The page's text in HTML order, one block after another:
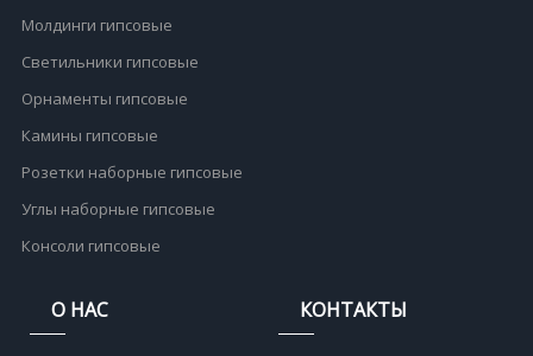
Молдинги гипсовые
Светильники гипсовые
Орнаменты гипсовые
Камины гипсовые
Розетки наборные гипсовые
Углы наборные гипсовые
Консоли гипсовые
О НАС КОНТАКТЫ